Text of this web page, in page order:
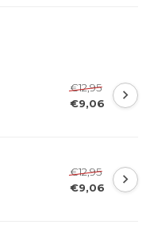
€12,95
€9,06
€12,95
€9,06